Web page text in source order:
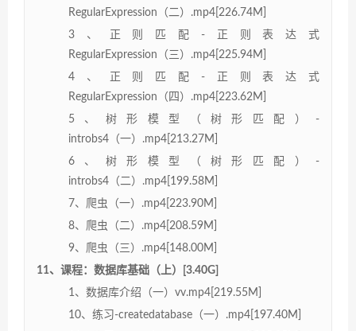
RegularExpression（二）.mp4[226.74M]
3、正则匹配-正则表达式
RegularExpression（三）.mp4[225.94M]
4、正则匹配-正则表达式
RegularExpression（四）.mp4[223.62M]
5、树形模型（树形匹配）-
introbs4（一）.mp4[213.27M]
6、树形模型（树形匹配）-
introbs4（二）.mp4[199.58M]
7、爬虫（一）.mp4[223.90M]
8、爬虫（二）.mp4[208.59M]
9、爬虫（三）.mp4[148.00M]
11、课程：数据库基础（上）[3.40G]
1、数据库介绍（一）vv.mp4[219.55M]
10、练习-createdatabase（一）.mp4[197.40M]